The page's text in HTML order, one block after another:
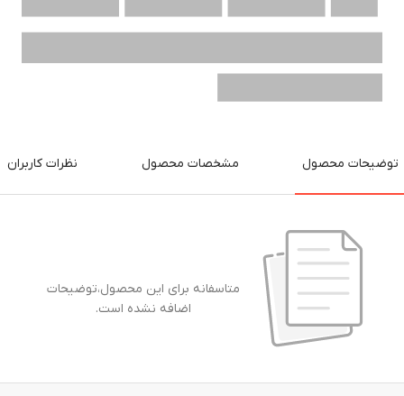
توضیحات محصول مشخصات محصول نظرات کاربران
متاسفانه برای این محصول،توضیحات
اضافه نشده است.